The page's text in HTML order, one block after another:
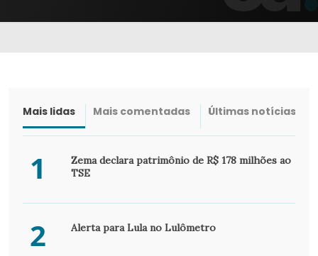
Mais lidas Mais comentadas Últimas notícias
1
Zema declara patrimônio de R$ 178 milhões ao
TSE
2 Alerta para Lula no Lulômetro